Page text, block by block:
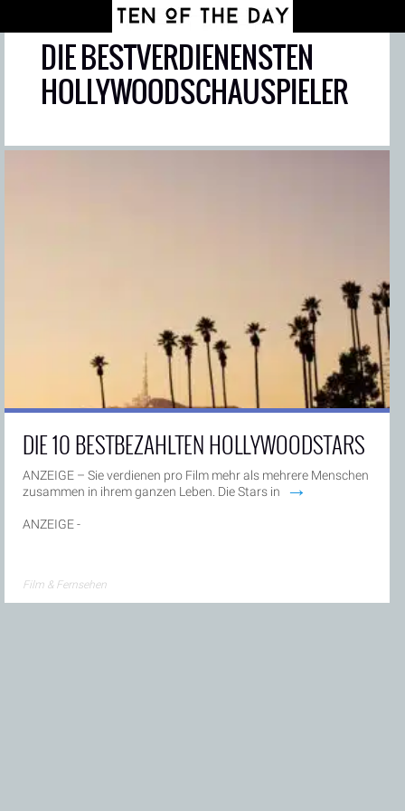
DIE BESTVERDIENENSTEN
HOLLYWOODSCHAUSPIELER
DIE 10 BESTBEZAHLTEN HOLLYWOODSTARS
ANZEIGE – Sie verdienen pro Film mehr als mehrere Menschen
zusammen in ihrem ganzen Leben. Die Stars in
→
ANZEIGE -
Film & Fernsehen